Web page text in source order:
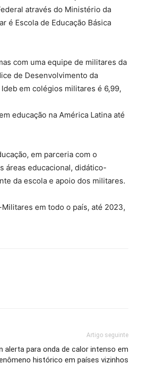
através do Ministério da
é Escola de Educação Básica
com uma equipe de militares da
de Desenvolvimento da
em colégios militares é 6,99,
educação na América Latina até
em parceria com o
áreas educacional, didático-
da escola e apoio dos militares.
em todo o país, até 2023,
Artigo seguinte
alerta para onda de calor intenso em
histórico em países vizinhos